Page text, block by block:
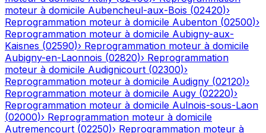
moteur à domicile Aubencheul-aux-Bois (02420)›
Reprogrammation moteur à domicile Aubenton (02500)›
Reprogrammation moteur à domicile Aubigny-aux-
Kaisnes (02590)› Reprogrammation moteur à domicile
Aubigny-en-Laonnois (02820)› Reprogrammation
moteur à domicile Audignicourt (02300)›
Reprogrammation moteur à domicile Audigny (02120)›
Reprogrammation moteur à domicile Augy (02220)›
Reprogrammation moteur à domicile Aulnois-sous-Laon
(02000)› Reprogrammation moteur à domicile
Autremencourt (02250)› Reprogrammation moteur à